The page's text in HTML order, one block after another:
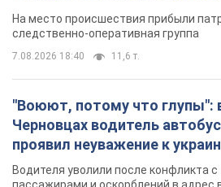
протокол. Видео
На место происшествия прибыли
следственно-оперативная группа
7.08.2026 18:40 11,6 т.
"Воюют, потому что глупы":
Черновцах водитель
проявил неуважение к
военным и поплатился за это.
Видео
Водителя уволили после конфликта с
пассажирами и оскорблений в адрес